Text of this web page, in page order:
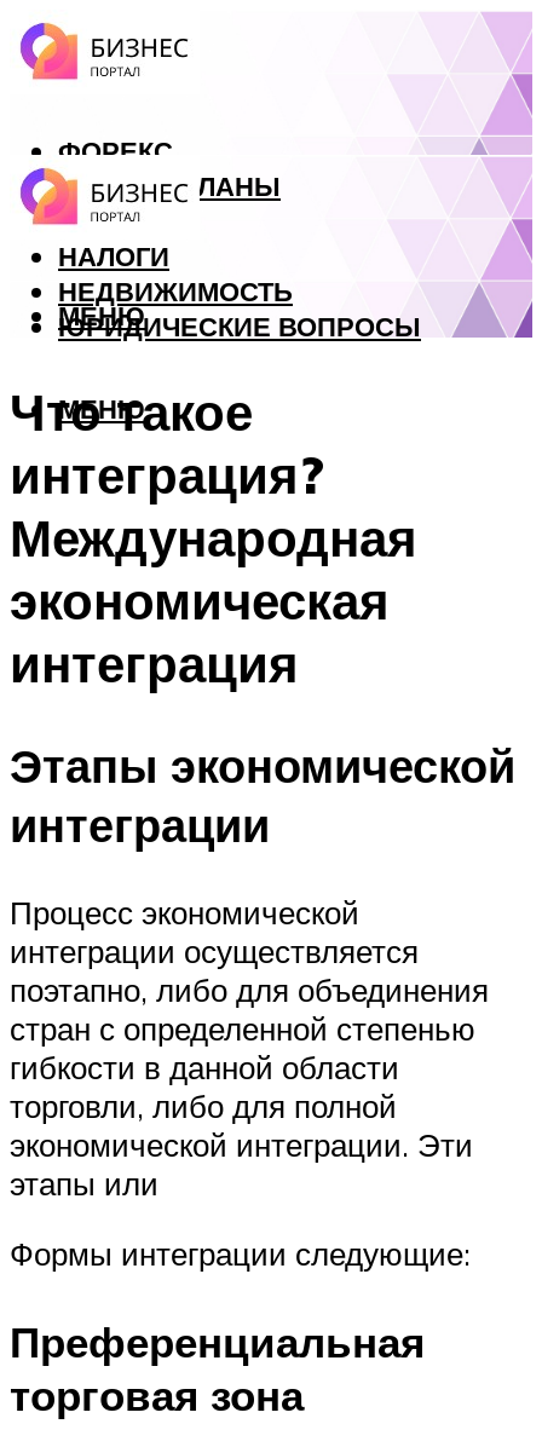
ФОРЕКС
БИЗНЕС ПЛАНЫ
КРЕДИТЫ
НАЛОГИ
НЕДВИЖИМОСТЬ
ЮРИДИЧЕСКИЕ ВОПРОСЫ
МЕНЮ
МЕНЮ
Что такое
интеграция?
Международная
экономическая
интеграция
Этапы экономической
интеграции
Процесс экономической
интеграции осуществляется
поэтапно, либо для объединения
стран с определенной степенью
гибкости в данной области
торговли, либо для полной
экономической интеграции. Эти
этапы или
Формы интеграции следующие:
Преференциальная
торговая зона